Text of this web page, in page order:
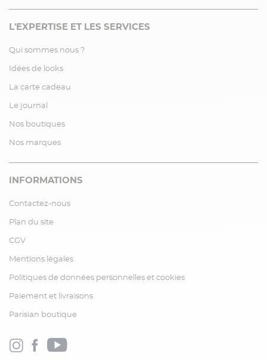
L'EXPERTISE ET LES SERVICES
Qui sommes nous ?
Idées de looks
La carte cadeau
Le journal
Nos boutiques
Nos marques
INFORMATIONS
Contactez-nous
Plan du site
CGV
Mentions légales
Politiques de données personnelles et cookies
Paiement et livraisons
Parisian boutique